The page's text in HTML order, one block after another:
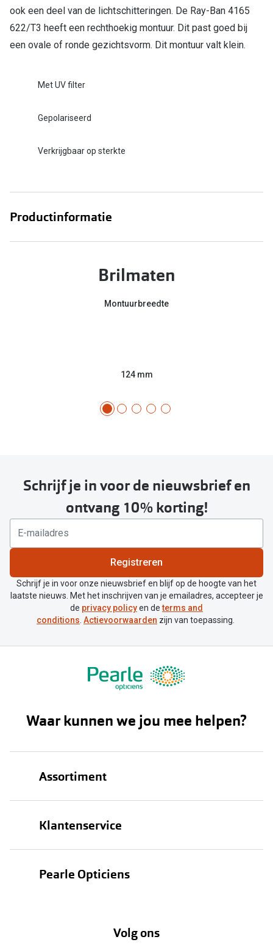
ook een deel van de lichtschitteringen. De Ray-Ban 4165
622/T3 heeft een rechthoekig montuur. Dit past goed bij
een ovale of ronde gezichtsvorm. Dit montuur valt klein.
Met UV filter
Gepolariseerd
Verkrijgbaar op sterkte
Productinformatie
Brilmaten
Montuurbreedte
124 mm
Schrijf je in voor de nieuwsbrief en
ontvang 10% korting!
Registreren
Schrijf je in voor onze nieuwsbrief en blijf op de hoogte van het
laatste nieuws. Met het inschrijven van je emailadres, accepteer je
de privacy policyen determs and
conditions Actievoorwaarden zijn van toepassing.
Waar kunnen we jou mee helpen?
Assortiment
Klantenservice
Verzending
Hier de overeenkomst ontbinden
Pearle Opticiens
Volg ons